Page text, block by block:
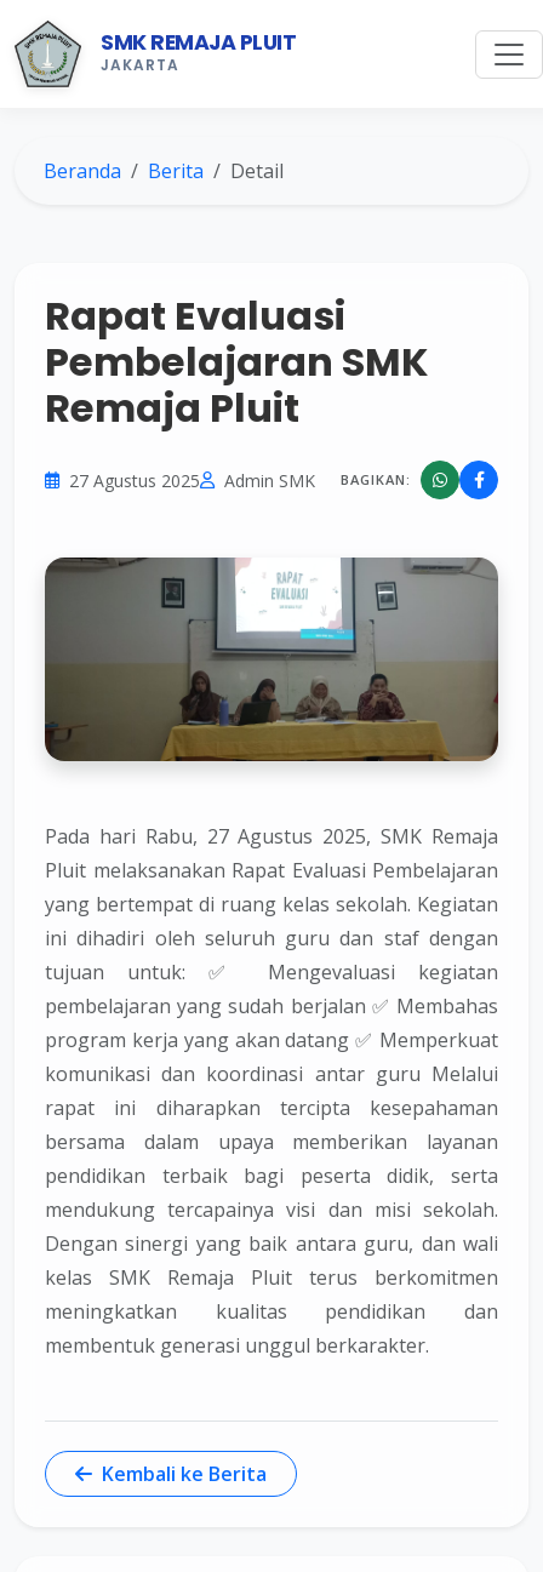
SMK REMAJA PLUIT
JAKARTA
Beranda Berita Detail
Rapat Evaluasi
Pembelajaran SMK
Remaja Pluit
27 Agustus 2025 Admin SMK BAGIKAN:
Pada hari Rabu, 27 Agustus 2025, SMK Remaja
Pluit melaksanakan Rapat Evaluasi Pembelajaran
yang bertempat di ruang kelas sekolah. Kegiatan
ini dihadiri oleh seluruh guru dan staf dengan
tujuan untuk: ✅ Mengevaluasi kegiatan
pembelajaran yang sudah berjalan ✅ Membahas
program kerja yang akan datang ✅ Memperkuat
komunikasi dan koordinasi antar guru Melalui
rapat ini diharapkan tercipta kesepahaman
bersama dalam upaya memberikan layanan
pendidikan terbaik bagi peserta didik, serta
mendukung tercapainya visi dan misi sekolah.
Dengan sinergi yang baik antara guru, dan wali
kelas SMK Remaja Pluit terus berkomitmen
meningkatkan kualitas pendidikan dan
membentuk generasi unggul berkarakter.
Kembali ke Berita